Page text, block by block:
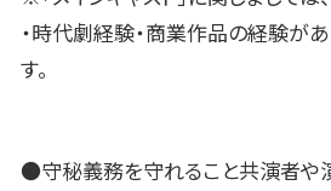
・時代劇経験・商業作品の経験が
す。
●守秘義務を守れること共演者や